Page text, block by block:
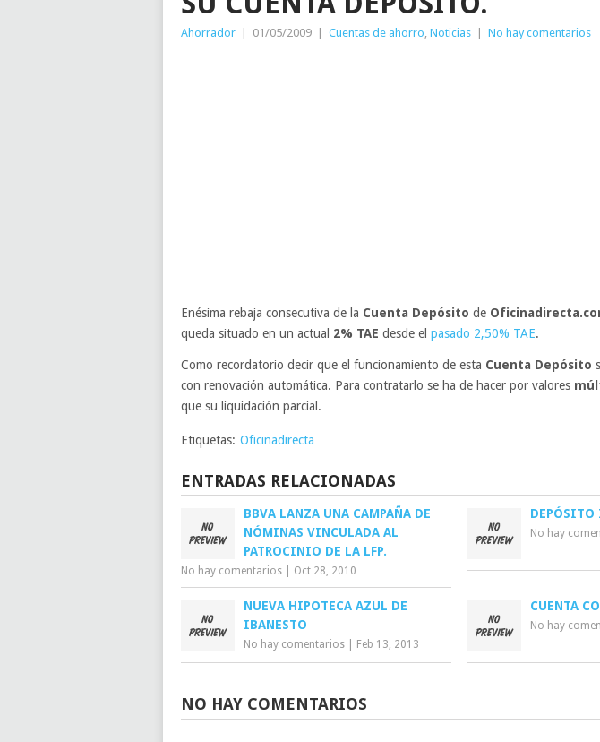
Ahorrador 01/05/2009 Cuentas de ahorro, Noticias No hay comentarios
Enésima rebaja consecutiva de la Cuenta Depósito de
queda situado en un actual 2% TAE desde el pasado 2,50% TAE.
Como recordatorio decir que el funcionamiento de esta Cuenta Depósito
con renovación automática. Para contratarlo se ha de hacer por valores
que su liquidación parcial.
Etiquetas: Oficinadirecta
ENTRADAS RELACIONADAS
BBVA LANZA UNA CAMPAÑA DE
NÓMINAS VINCULADA AL
PATROCINIO DE LA LFP.
No hay comentarios Oct 28, 2010
DEPÓSITO
No hay
NUEVA HIPOTECA AZUL DE
IBANESTO
No hay comentarios Feb 13, 2013
CUENTA
No hay
NO HAY COMENTARIOS